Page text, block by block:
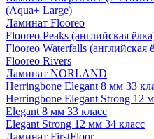
(Aqua+ Large)
Ламинат Flooreo
Flooreo Peaks (английская
Flooreo Waterfalls (английская
Flooreo Rivers
Ламинат NORLAND
Herringbone Elegant 8 мм 33
Herringbone Elegant Strong 12
Elegant 8 мм 33 класс
Elegant Strong 12 мм 34 класс
Ламинат FirstFloor